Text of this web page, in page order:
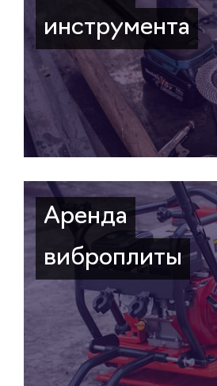
инструмента
Аренда
виброплиты